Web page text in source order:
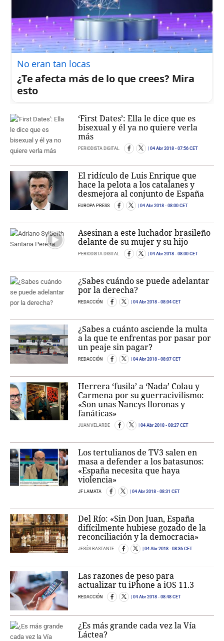
No eran tan locas
¿Te afecta más de lo que crees? Mira
esto
‘First Dates’: Ella le dice que es
bisexual y él ya no quiere verla
más
PERIODISTA DIGITAL 04 Abr 2018 - 07:56 CET
El ridículo de Luis Enrique que
hace la pelota a los catalanes y
desmejora al conjunto de España
EUROPA PRESS 04 Abr 2018 - 08:00 CET
Asesinan a este luchador brasileño
delante de su mujer y su hijo
PERIODISTA DIGITAL 04 Abr 2018 - 08:00 CET
¿Sabes cuándo se puede adelantar
por la derecha?
REDACCIÓN 04 Abr 2018 - 08:04 CET
¿Sabes a cuánto asciende la multa
a la que te enfrentas por pasar por
un peaje sin pagar?
REDACCIÓN 04 Abr 2018 - 08:07 CET
Herrera ‘fusila’ a ‘Nada’ Colau y
Carmena por su guerracivilismo:
«Son unas Nancys lloronas y
fanáticas»
JUAN VELARDE 04 Abr 2018 - 08:27 CET
Los tertulianos de TV3 salen en
masa a defender a los batasunos:
«España necesita que haya
violencia»
JF LAMATA 04 Abr 2018 - 08:31 CET
Del Río: «Sin Don Juan, España
difícilmente hubiese gozado de la
reconciliación y la democracia»
JESÚS BASTANTE 04 Abr 2018 - 08:36 CET
Las razones de peso para
actualizar tu iPhone a iOS 11.3
REDACCIÓN 04 Abr 2018 - 08:48 CET
¿Es más grande cada vez la Vía
Láctea?